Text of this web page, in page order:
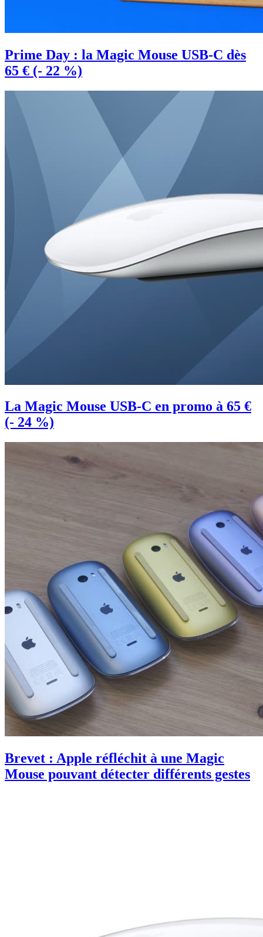
Prime Day : la Magic Mouse USB-C dès
65 € (- 22 %)
La Magic Mouse USB-C en promo à 65 €
(- 24 %)
Brevet : Apple réfléchit à une Magic
Mouse pouvant détecter différents gestes